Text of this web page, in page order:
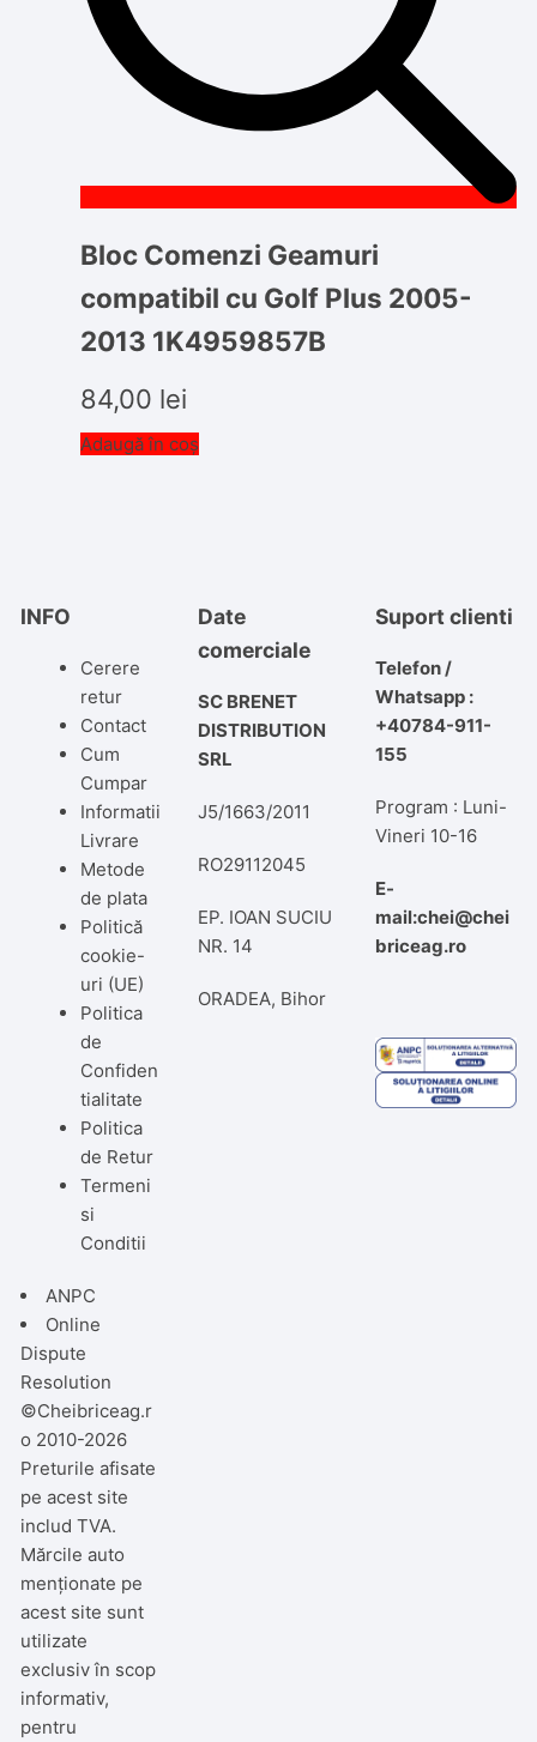
Bloc Comenzi Geamuri
compatibil cu Golf Plus 2005-
2013 1K4959857B
84,00 lei
Adaugă în coș
INFO
Cerere
retur
Contact
Cum
Cumpar
Informatii
Livrare
Metode
de plata
Politică
cookie-
uri (UE)
Politica
de
Confiden
tialitate
Politica
de Retur
Termeni
si
Conditii
ANPC
Online
Dispute
Resolution
Date
comerciale
SC BRENET
DISTRIBUTION
SRL
J5/1663/2011
RO29112045
EP. IOAN SUCIU
NR. 14
ORADEA, Bihor
Suport clienti
Telefon /
Whatsapp :
+40784-911-
155
Program : Luni-
Vineri 10-16
E-
mail:chei@chei
briceag.ro
©Cheibriceag.r
o 2010-2026
Preturile afisate
pe acest site
includ TVA.
Mărcile auto
menționate pe
acest site sunt
utilizate
exclusiv în scop
informativ,
pentru